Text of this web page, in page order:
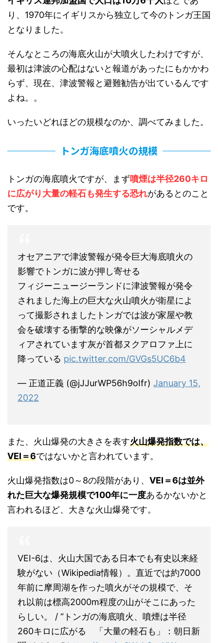
り、1970年にイギリスから独立して今のトンガ王国
となりました。
そんなところの海底火山が大噴火したわけですが、
最初は津波の心配はないと報道があったにもかかわ
らず、現在、津波警報と避難勧告が出ているんです
よね。。
いったいどれほどの規模なのか、調べてみました。
トンガ海底噴火の規模
トンガの海底噴火ですが、まず噴煙は半径260キロ
に広がり大量の軽石も発生する恐れがあるとのこと
です。
オセアニアで津波警報が発令巨大海底噴火の
影響でトンガに波が押し寄せる
フィジーニュージーランドに津波警報が発令
されました海上の巨大な火山噴火が衛星によ
って撮影されましたトンガでは波が家屋や教
会を破壊する衝撃的な映像がソーシャルメデ
ィアされています灰が首都ヌクアロファ上に
降っている pic.twitter.com/GVGs5UC6b4
— 正道正義 (@jJJurWP56h9oIfr) January 15,
2022
また、火山爆発の大きさを表す火山爆発指数では、
VEI＝6ではないかと言われています。
火山爆発指数は0～8の段階があり、 VEI＝6は並外
れた巨大な爆発規模で100年に一度あるかないかと
言われるほど、大きな火山爆発です。
VEI-6は、火山大国である日本でも有史以来経
験がない（Wikipedia情報）。直近では約7000
年前に摩周湖を作った噴火がその規模で、そ
れ以前は標高2000m程度の山がそこにあった
らしい。 / “トンガの海底噴火、噴煙は半径
260キロに広がる 「大量の軽石も」：朝日新